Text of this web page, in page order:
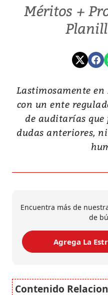
Méritos +
Lastimosamente
con un ente
de auditarías que
dudas anteriores,
Encuentra más de
de
Agrega La